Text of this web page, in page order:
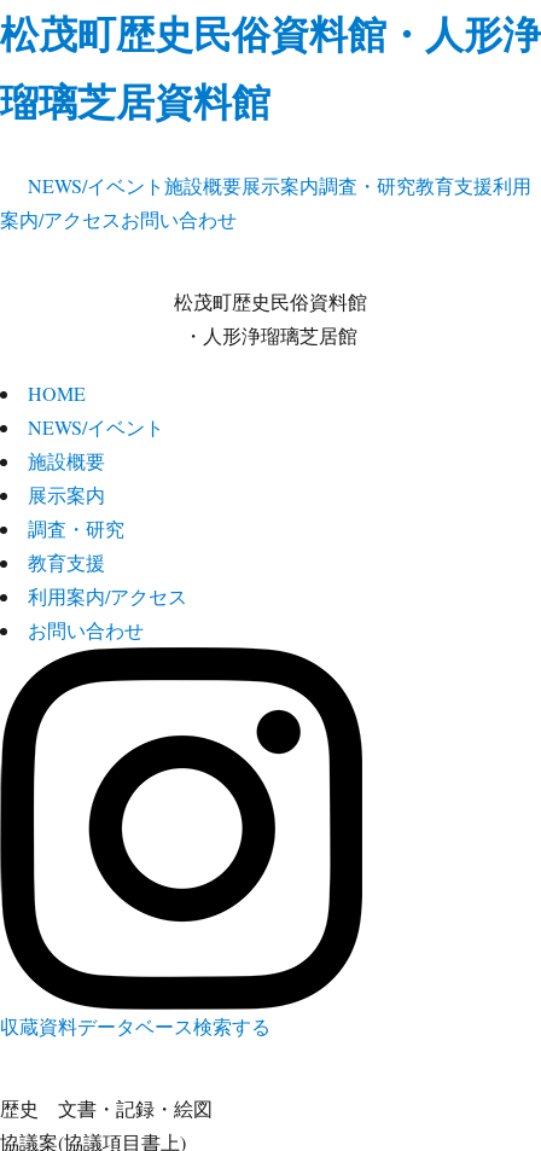
松茂町歴史民俗資料館・人形浄
瑠璃芝居資料館
NEWS/イベント施設概要展示案内調査・研究教育支援利用
案内/アクセスお問い合わせ
松茂町歴史民俗資料館
・人形浄瑠璃芝居館
HOME
NEWS/イベント
施設概要
展示案内
調査・研究
教育支援
利用案内/アクセス
お問い合わせ
収蔵資料データベース検索する
歴史 文書・記録・絵図
協議案(協議項目書上)